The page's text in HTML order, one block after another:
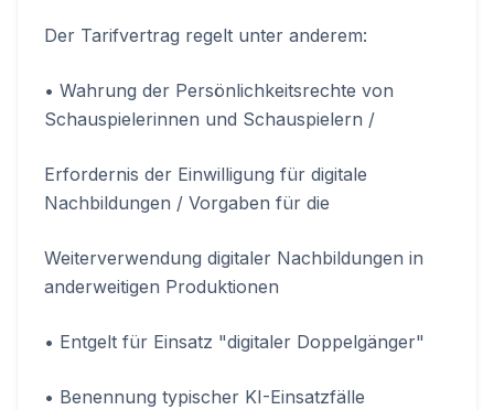
Der Tarifvertrag regelt unter anderem:
• Wahrung der Persönlichkeitsrechte von
Schauspielerinnen und Schauspielern /
Erfordernis der Einwilligung für digitale
Nachbildungen / Vorgaben für die
Weiterverwendung digitaler Nachbildungen in
anderweitigen Produktionen
• Entgelt für Einsatz "digitaler Doppelgänger"
• Benennung typischer KI-Einsatzfälle